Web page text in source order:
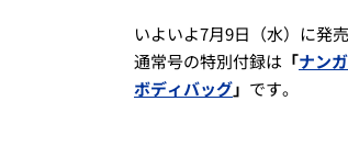
いよいよ7月9日（水）に発
通常号の特別付録は 「ナン
ボディバッグ」 です。